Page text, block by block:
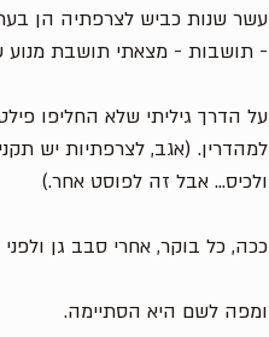
- תושבות - מצאתי תושבת מנוע
למהדרין. (אגב, לצרפתיות יש
ולכיס... אבל זה לפוסט אחר.)
ככה, כל בוקר, אחרי סבב גן
ומפה לשם היא הסתיימה.